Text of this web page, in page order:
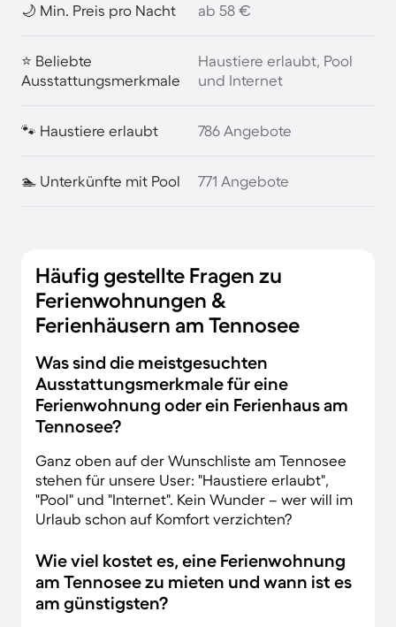
🌙 Min. Preis pro Nacht ab 58 €
⭐ Beliebte
Ausstattungsmerkmale
Haustiere erlaubt, Pool
und Internet
🐾 Haustiere erlaubt 786 Angebote
🏊 Unterkünfte mit Pool 771 Angebote
Häufig gestellte Fragen zu
Ferienwohnungen &
Ferienhäusern am Tennosee
Was sind die meistgesuchten
Ausstattungsmerkmale für eine
Ferienwohnung oder ein Ferienhaus am
Tennosee?
Ganz oben auf der Wunschliste am Tennosee
stehen für unsere User: "Haustiere erlaubt",
"Pool" und "Internet". Kein Wunder – wer will im
Urlaub schon auf Komfort verzichten?
Wie viel kostet es, eine Ferienwohnung
am Tennosee zu mieten und wann ist es
am günstigsten?